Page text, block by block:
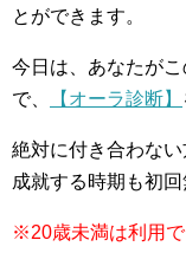
とができます。
今日は、あなたが
で、
【オーラ診断】
絶対に付き合わな
成就する時期も初
※20歳未満は利用で